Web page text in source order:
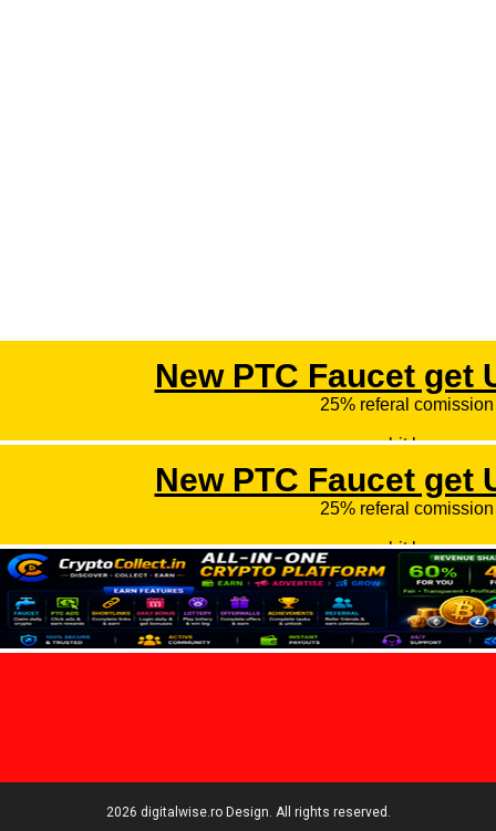
2026 digitalwise.ro Design. All rights reserved.